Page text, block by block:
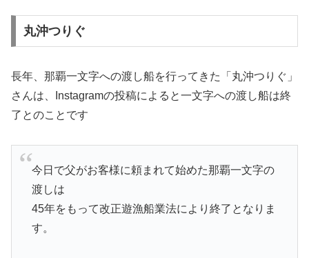
丸沖つりぐ
長年、那覇一文字への渡し船を行ってきた「丸沖つりぐ」
さんは、Instagramの投稿によると一文字への渡し船は終
了とのことです
今日で父がお客様に頼まれて始めた那覇一文字の
渡しは
45年をもって改正遊漁船業法により終了となりま
す。